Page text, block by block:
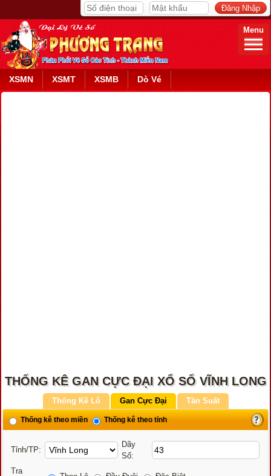
Menu
XSMN XSMT XSMB Dò Vé
THỐNG KÊ GAN CỰC ĐẠI XỔ SỐ VĨNH LONG
Thống Kê Lô Gan Cực Đại Tần Suất
Thống kê theo miền Thống kê theo tỉnh
Tỉnh/TP:
Dãy
Số:
Tra